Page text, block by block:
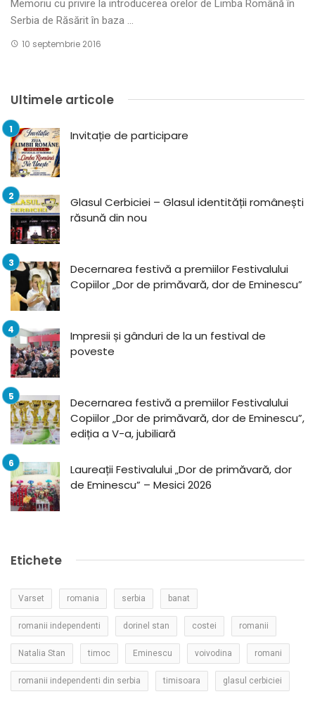
Memoriu cu privire la introducerea orelor de Limba Română în
Serbia de Răsărit în baza ...
10 septembrie 2016
Ultimele articole
Invitație de participare
Glasul Cerbiciei – Glasul identității românești
răsună din nou
Decernarea festivă a premiilor Festivalului
Copiilor „Dor de primăvară, dor de Eminescu”
Impresii și gânduri de la un festival de
poveste
Decernarea festivă a premiilor Festivalului
Copiilor „Dor de primăvară, dor de Eminescu”,
ediția a V-a, jubiliară
Laureații Festivalului „Dor de primăvară, dor
de Eminescu” – Mesici 2026
Etichete
Varset romania serbia banat
romanii independenti dorinel stan costei romanii
Natalia Stan timoc Eminescu voivodina romani
romanii independenti din serbia timisoara glasul cerbiciei